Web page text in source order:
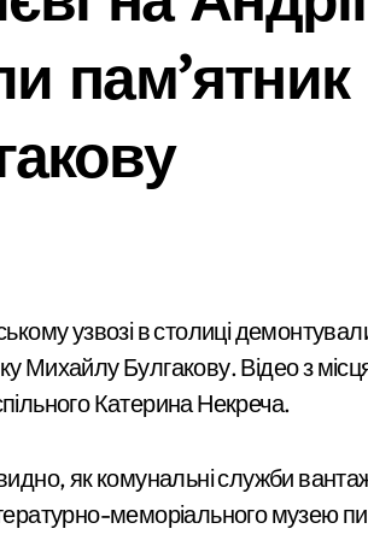
Підполковнику ПС ЗСУ пред’явили
Ракетний удар по Києву: BOOKCHEF
«Стрільба заради шоу: у Києві 20-
Виявлено переплату понад 16,5 млн
Прощальний «джекпот» на 83
У Київській області 6 серпня
«Метро не зможе вмістити всіх»: після
Михайлу Булгакову. Відео з
Катерина Некреча.
як комунальні служби
меморіального музею